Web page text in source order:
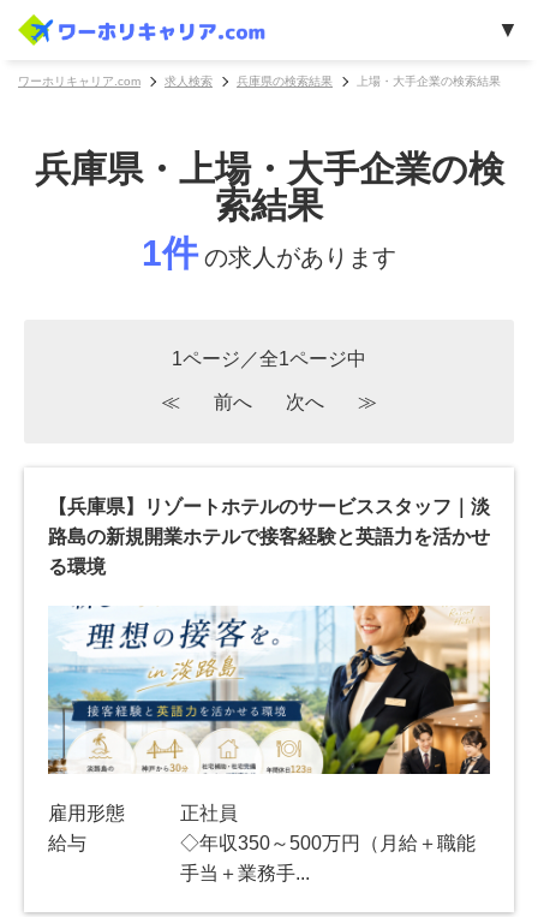
ワーホリキャリア.com 求人検索 兵庫県の検索結果 上場・大手企業の検索結果
兵庫県・上場・大手企業の検
索結果
1件 の求人があります
1ページ／全1ページ中
≪ 前へ 次へ ≫
【兵庫県】リゾートホテルのサービススタッフ｜淡
路島の新規開業ホテルで接客経験と英語力を活かせ
る環境
雇用形態
正社員
給与
◇年収350～500万円（月給＋職能
手当＋業務手...